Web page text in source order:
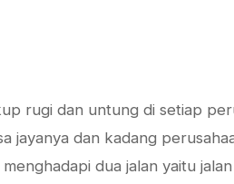
rugi dan untung di setiap
jayanya dan kadang
dua jalan yaitu